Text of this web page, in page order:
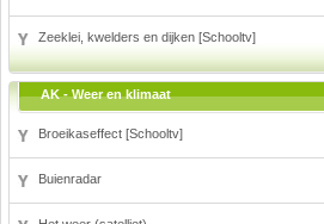
Zeeklei, kwelders en dijken [Schooltv]
AK - Weer en klimaat
Broeikaseffect [Schooltv]
Buienradar